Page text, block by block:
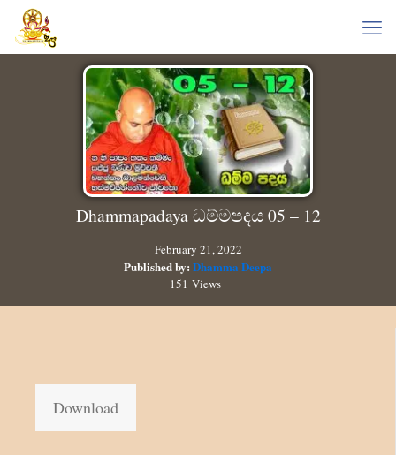
Dhammapadaya ධම්මපදය 05 – 12
February 21, 2022
Published by: Dhamma Deepa
151 Views
Download